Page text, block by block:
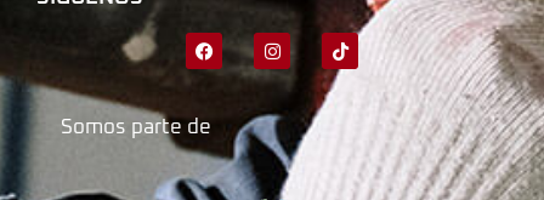
Somos parte de